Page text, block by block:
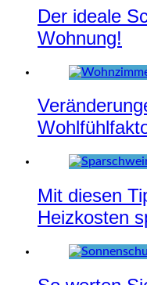
Der ideale
Wohnung!
Mit diesen
Heizkosten